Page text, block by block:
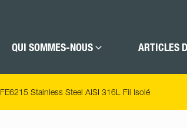
QUI SOMMES-NOUS ARTICLES
FE6215 Stainless Steel AISI 316L Fil Isolé